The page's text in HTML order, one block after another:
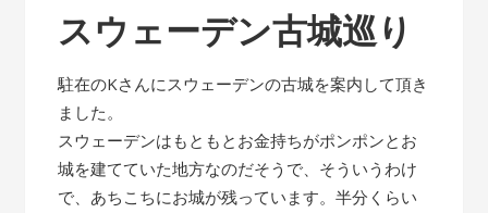
スウェーデン古城巡り
駐在のKさんにスウェーデンの古城を案内して頂き
ました。
スウェーデンはもともとお金持ちがポンポンとお
城を建てていた地方なのだそうで、そういうわけ
で、あちこちにお城が残っています。半分くらい